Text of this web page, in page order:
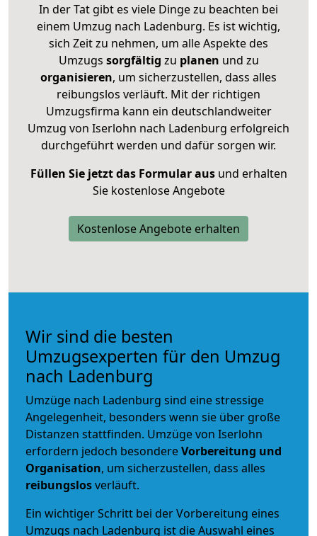
In der Tat gibt es viele Dinge zu beachten bei
einem Umzug nach Ladenburg. Es ist wichtig,
sich Zeit zu nehmen, um alle Aspekte des
Umzugs sorgfältig zu planen und zu
organisieren, um sicherzustellen, dass alles
reibungslos verläuft. Mit der richtigen
Umzugsfirma kann ein deutschlandweiter
Umzug von Iserlohn nach Ladenburg erfolgreich
durchgeführt werden und dafür sorgen wir.
Füllen Sie jetzt das Formular ausund erhalten
Sie kostenlose Angebote
Kostenlose Angebote erhalten
Wir sind die besten
Umzugsexperten für den Umzug
nach Ladenburg
Umzüge nach Ladenburg sind eine stressige
Angelegenheit, besonders wenn sie über große
Distanzen stattfinden. Umzüge von Iserlohn
erfordern jedoch besondereVorbereitung und
Organisation, um sicherzustellen, dass alles
reibungslosverläuft.
Ein wichtiger Schritt bei der Vorbereitung eines
Umzugs nach Ladenburg ist die Auswahl eines